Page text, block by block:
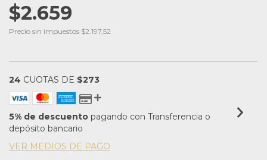
$2.659
Precio sin impuestos $2.197,52
24 CUOTAS DE $273
5% de descuento pagando con Transferencia o
depósito bancario
VER MEDIOS DE PAGO